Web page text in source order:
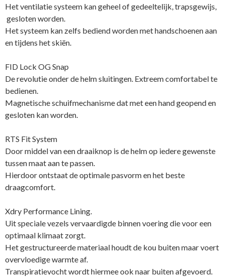
Het ventilatie systeem kan geheel of gedeeltelijk, trapsgewijs,
gesloten worden.
Het systeem kan zelfs bediend worden met handschoenen aan
en tijdens het skiën.
FID Lock OG Snap
De revolutie onder de helm sluitingen. Extreem comfortabel te
bedienen.
Magnetische schuifmechanisme dat met een hand geopend en
gesloten kan worden.
RTS Fit System
Door middel van een draaiknop is de helm op iedere gewenste
tussen maat aan te passen.
Hierdoor ontstaat de optimale pasvorm en het beste
draagcomfort.
Xdry Performance Lining.
Uit speciale vezels vervaardigde binnen voering die voor een
optimaal klimaat zorgt.
Het gestructureerde materiaal houdt de kou buiten maar voert
overvloedige warmte af.
Transpiratievocht wordt hiermee ook naar buiten afgevoerd.